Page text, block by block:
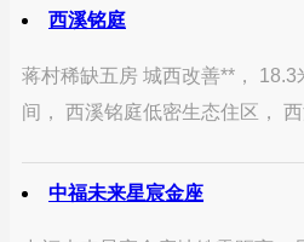
西溪铭庭
蒋村稀缺五房 城西改善**，
间， 西溪铭庭低密生态住区， 西
中福未来星宸金座